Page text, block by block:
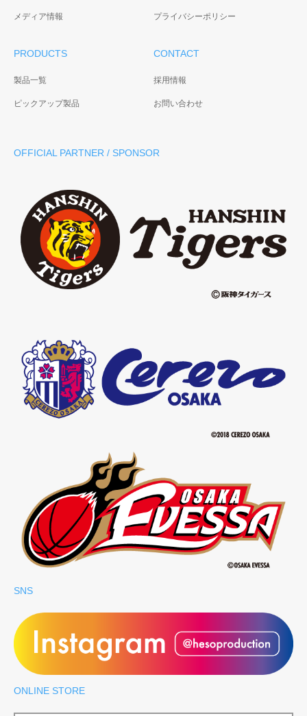
メディア情報 プライバシーポリシー
PRODUCTS
製品一覧
ピックアップ製品
CONTACT
採用情報
お問い合わせ
OFFICIAL PARTNER / SPONSOR
SNS
ONLINE STORE